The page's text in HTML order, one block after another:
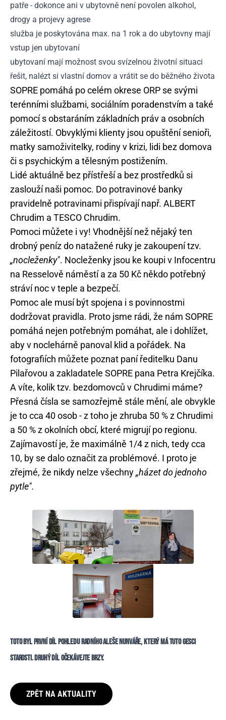
patře - dokonce ani v ubytovně není povolen alkohol,
drogy a projevy agrese
služba je poskytována max. na 1 rok a do ubytovny mají
vstup jen ubytovaní
ubytovaní mají možnost svou svízelnou životní situaci
řešit, nalézt si vlastní domov a vrátit se do běžného života
SOPRE pomáhá po celém okrese ORP se svými
terénními službami, sociálním poradenstvím a také
pomocí s obstaráním základních práv a osobních
záležitostí. Obvyklými klienty jsou opuštění senioři,
matky samoživitelky, rodiny v krizi, lidi bez domova
či s psychickým a tělesným postižením.
Lidé aktuálně bez přístřeší a bez prostředků si
zaslouží naši pomoc. Do potravinové banky
pravidelně potravinami přispívají např. ALBERT
Chrudim a TESCO Chrudim.
Pomoci můžete i vy! Vhodnější než nějaký ten
drobný peníz do natažené ruky je zakoupení tzv.
„nocleženky". Nocleženky jsou ke koupi v Infocentru
na Resselově náměstí a za 50 Kč někdo potřebný
stráví noc v teple a bezpečí.
Pomoc ale musí být spojena i s povinnostmi
dodržovat pravidla. Proto jsme rádi, že nám SOPRE
pomáhá nejen potřebným pomáhat, ale i dohlížet,
aby v noclehárně panoval klid a pořádek. Na
fotografiích můžete poznat paní ředitelku Danu
Pilařovou a zakladatele SOPRE pana Petra Krejčíka.
A víte, kolik tzv. bezdomovců v Chrudimi máme?
Přesná čísla se samozřejmě stále mění, ale obvykle
je to cca 40 osob - z toho je zhruba 50 % z Chrudimi
a 50 % z okolních obcí, které migrují po regionu.
Zajímavostí je, že maximálně 1/4 z nich, tedy cca
10, by se dalo označit za problémové. I proto je
zřejmé, že nikdy nelze všechny„házet do jednoho
pytle".
TOTO BYL PRVNÍ DÍL POHLEDU RADNÍHO ALEŠE NUNVÁŘE, KTERÝ MÁ TUTO GESCI
STAROSTI. DRUHÝ DÍL OČEKÁVEJTE BRZY.
ZPĚT NA AKTUALITY